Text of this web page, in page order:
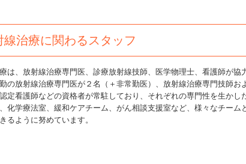
線治療に関わるスタッフ
は、放射線治療専門医、診療放射線技師、医学物理士、看護師が協
の放射線治療専門医が２名（＋非常勤医）、放射線治療専門技師お
定看護師などの資格者が常駐しており、それぞれの専門性を生かし
化学療法室、緩和ケアチーム、がん相談支援室など、様々なチーム
るように努めています。